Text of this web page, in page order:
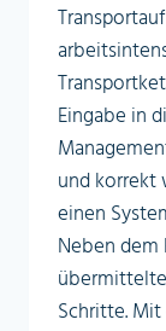
Eingabe in
und korrekt
einen
Neben dem
Schritte.